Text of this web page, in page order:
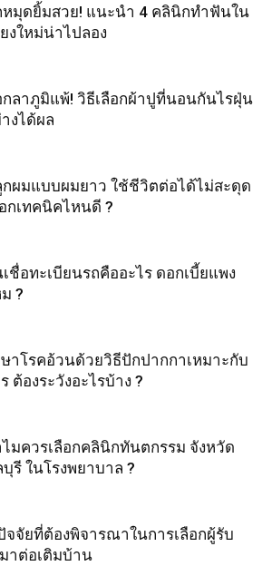
มุดยิ้มสวย! แนะนำ 4 คลินิกทำฟันใน
งใหม่น่าไปลอง
ลาภูมิแพ้! วิธีเลือกผ้าปูที่นอนกันไรฝุ่น
งได้ผล
ผมแบบผมยาว ใช้ชีวิตต่อได้ไม่สะดุด
กเทคนิคไหนดี ?
ชื่อทะเบียนรถคืออะไร ดอกเบี้ยแพง
?
าโรคอ้วนด้วยวิธีปักปากกาเหมาะกับ
ต้องระวังอะไรบ้าง ?
มควรเลือกคลินิกทันตกรรม จังหวัด
รี ในโรงพยาบาล ?
จจัยที่ต้องพิจารณาในการเลือกผู้รับ
าต่อเติมบ้าน